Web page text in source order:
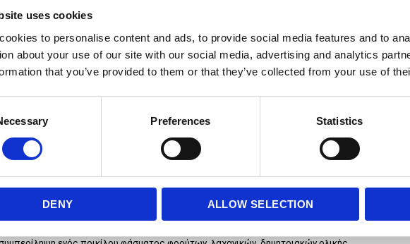
uses cookies
to personalise content and ads, to provide social media features and to
about your use of our site with our social media, advertising and analytics
that you’ve provided to them or that they’ve collected from your use of
Preferences Statistics
DENY ALLOW SELECTION
ζωτικής σημασίας για τη διατήρηση της υγείας του πεπτικού συστήματος. Η
μπορεί να οδηγήσει σε αφυδατωμένα κόπρανα, επιδεινώνοντας τη
ότι πίνετε άφθονη ποσότητα νερού καθ’ όλη τη διάρκεια της ημέρας είναι
τρόπος για να προάγετε την υγιή κίνηση του εντέρου.
ποικιλίας στη διατροφή:
ένα ισορροπημένο πιάτο
που στερείται ποικιλίας ομάδων τροφίμων μπορεί να επηρεάσει αρνητικά την